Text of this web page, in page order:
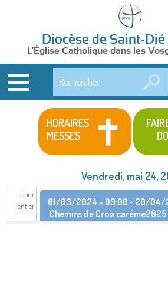
Diocèse de Saint-Dié
L'Église Catholique dans les
HORAIRES
MESSES
Vendredi, mai 24,
Jour
entier
01/03/2024 - 09:00 - 20/04/
Chemins de Croix carême2025